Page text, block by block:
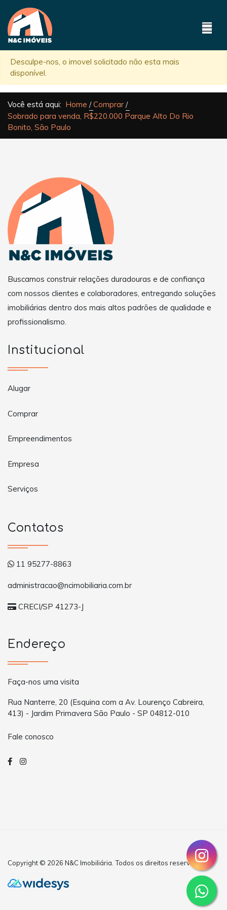
Desculpe-nos, o imovel solicitado não esta mais
disponível.
Você está aqui: Home
Comprar
Sobrado para venda, R$220.000 Parque Alto Do Rio
Bonito, São Paulo
Buscamos construir relações duradouras e de confiança
com nossos clientes e colaboradores, entregando soluções
imobiliárias dentro dos mais altos padrões de qualidade e
profissionalismo.
Institucional
Alugar
Comprar
Empreendimentos
Empresa
Serviços
Contatos
11 95277-8863
administracao@ncimobiliaria.com.br
CRECI/SP 41273-J
Endereço
Faça-nos uma visita
Rua Nanterre, 20 (Esquina com a Av. Lourenço Cabreira,
413) - Jardim Primavera São Paulo - SP 04812-010
Fale conosco
Copyright © 2026 N&C Imobiliária. Todos os direitos reservados.